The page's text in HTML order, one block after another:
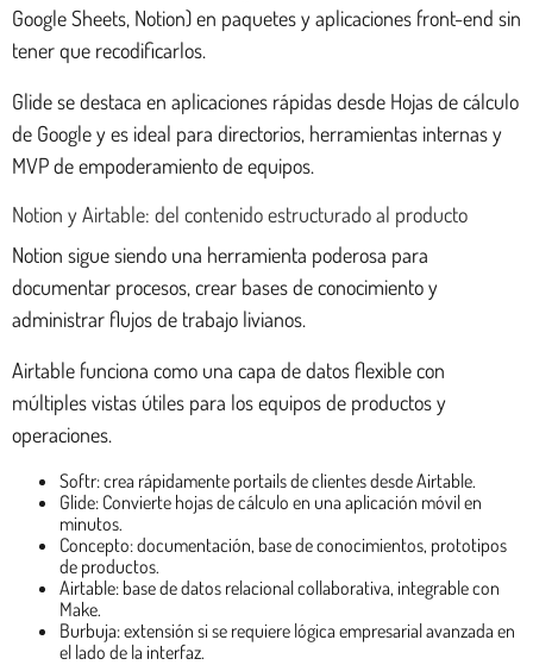
Google Sheets, Notion) en paquetes y aplicaciones front-end sin
tener que recodificarlos.
Glide se destaca en aplicaciones rápidas desde Hojas de cálculo
de Google y es ideal para directorios, herramientas internas y
MVP de empoderamiento de equipos.
Notion y Airtable: del contenido estructurado al producto
Notion sigue siendo una herramienta poderosa para
documentar procesos, crear bases de conocimiento y
administrar flujos de trabajo livianos.
Airtable funciona como una capa de datos flexible con
múltiples vistas útiles para los equipos de productos y
operaciones.
Softr: crea rápidamente portails de clientes desde Airtable.
Glide: Convierte hojas de cálculo en una aplicación móvil en
minutos.
Concepto: documentación, base de conocimientos, prototipos
de productos.
Airtable: base de datos relacional collaborativa, integrable con
Make.
Burbuja: extensión si se requiere lógica empresarial avanzada en
el lado de la interfaz.